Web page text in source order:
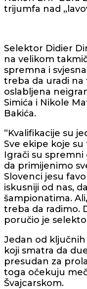
trijumfa nad
Selektor Didier
na velikom
spremna i
treba da uradi na
oslabljena
Simića i Nikole
Bakića.
“Kvalifikacije su
Sve ekipe koje
Igrači su spremni
da primijenimo
Slovenci jesu
iskusniji od nas,
šampionatima.
treba da radimo.
poručio je
Jedan od ključnih
koji smatra da
presudan za
toga očekuju
Švajcarskom.